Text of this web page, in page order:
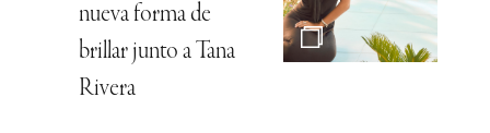
nueva forma de
brillar junto a Tana
Rivera